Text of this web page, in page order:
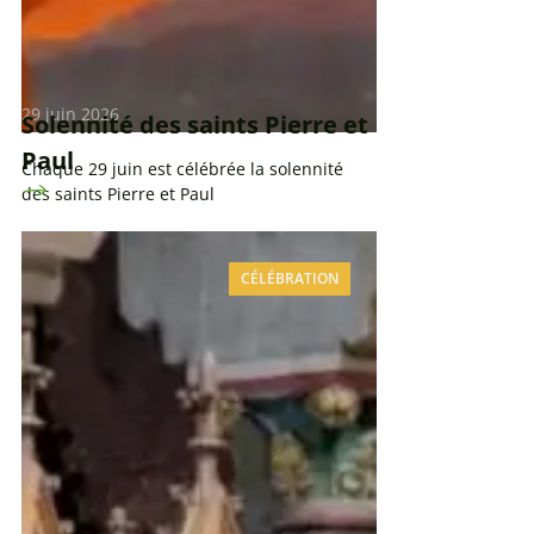
29 juin 2026
Solennité des saints Pierre et
Paul
Chaque 29 juin est célébrée la solennité
des saints Pierre et Paul
CÉLÉBRATION